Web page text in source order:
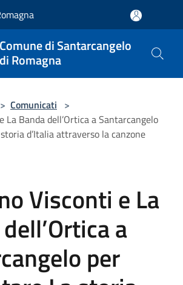
Comune di Santarcangelo
di Romagna
> Comunicati >
La Banda dell’Ortica a Santarcangelo
d’Italia attraverso la canzone
Visconti e La
a
per